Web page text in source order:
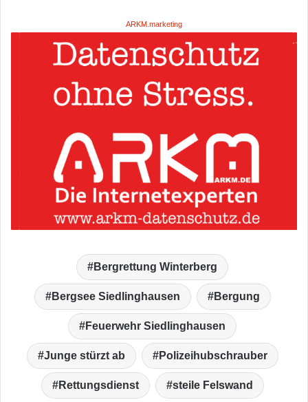
ARKM.marketing
Bergrettung Winterberg
Bergsee Siedlinghausen Bergung
Feuerwehr Siedlinghausen
Junge stürzt ab Polizeihubschrauber
Rettungsdienst steile Felswand